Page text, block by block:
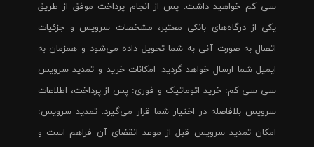
سی کم خواهید داشت. پس از انجام پرداخت موفق از طریق
یکی از درگاه‌های بانکی معتبر، مشخصات سرویس و جزئیات
اتصال به صورت آنی به شما تحویل داده می‌شود و همزمان به
ایمیل شما ارسال خواهد گردید. امکانات خرید و تمدید سرویس
سی سی کم: خرید اتوماتیک و فوری: پس از پرداخت، اطلاعات
سرویس بلافاصله در اختیار شما قرار می‌گیرد. تمدید سرویس:
امکان تمدید سرویس قبل از موعد انقضای آن فراهم است و